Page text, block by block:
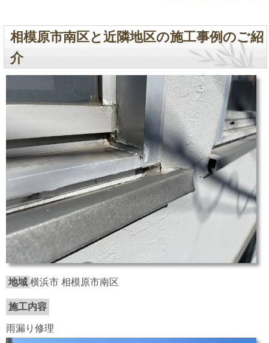
相模原市南区と近隣地区の施工事例のご紹
介
地域 横浜市 相模原市南区
施工内容
雨漏り修理